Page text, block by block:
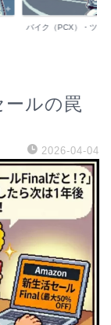
シニアライフ・日記
ールの罠
2026-04-04